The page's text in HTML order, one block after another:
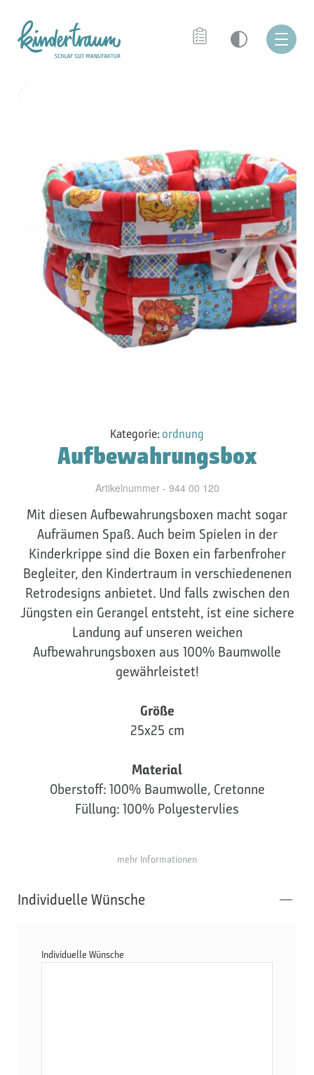
Kategorie: ordnung
Aufbewahrungsbox
Artikelnummer - 944 00 120
Mit diesen Aufbewahrungsboxen macht sogar
Aufräumen Spaß. Auch beim Spielen in der
Kinderkrippe sind die Boxen ein farbenfroher
Begleiter, den Kindertraum in verschiedenenen
Retrodesigns anbietet. Und falls zwischen den
Jüngsten ein Gerangel entsteht, ist eine sichere
Landung auf unseren weichen
Aufbewahrungsboxen aus 100% Baumwolle
gewährleistet!
Größe
25x25 cm
Material
Oberstoff: 100% Baumwolle, Cretonne
Füllung: 100% Polyestervlies
mehr Informationen
Individuelle Wünsche
Individuelle Wünsche